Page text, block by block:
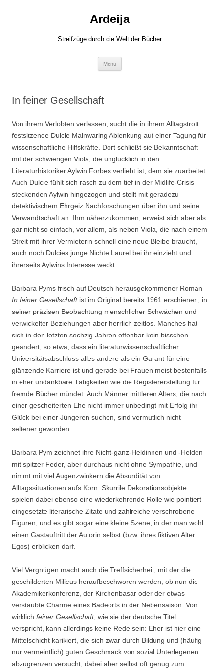
Ardeija
Streifzüge durch die Welt der Bücher
Menü
In feiner Gesellschaft
Von ihrem Verlobten verlassen, sucht die in ihrem Alltagstrott
festsitzende Dulcie Mainwaring Ablenkung auf einer Tagung für
wissenschaftliche Hilfskräfte. Dort schließt sie Bekanntschaft
mit der schwierigen Viola, die unglücklich in den
Literaturhistoriker Aylwin Forbes verliebt ist, dem sie zuarbeitet.
Auch Dulcie fühlt sich rasch zu dem tief in der Midlife-Crisis
steckenden Aylwin hingezogen und stellt mit geradezu
detektivischem Ehrgeiz Nachforschungen über ihn und seine
Verwandtschaft an. Ihm näherzukommen, erweist sich aber als
gar nicht so einfach, vor allem, als neben Viola, die nach einem
Streit mit ihrer Vermieterin schnell eine neue Bleibe braucht,
auch noch Dulcies junge Nichte Laurel bei ihr einzieht und
ihrerseits Aylwins Interesse weckt …
Barbara Pyms frisch auf Deutsch herausgekommener Roman
In feiner Gesellschaftist im Original bereits 1961 erschienen, in
seiner präzisen Beobachtung menschlicher Schwächen und
verwickelter Beziehungen aber herrlich zeitlos. Manches hat
sich in den letzten sechzig Jahren offenbar kein bisschen
geändert, so etwa, dass ein literaturwissenschaftlicher
Universitätsabschluss alles andere als ein Garant für eine
glänzende Karriere ist und gerade bei Frauen meist bestenfalls
in eher undankbare Tätigkeiten wie die Registererstellung für
fremde Bücher mündet. Auch Männer mittleren Alters, die nach
einer gescheiterten Ehe nicht immer unbedingt mit Erfolg ihr
Glück bei einer Jüngeren suchen, sind vermutlich nicht
seltener geworden.
Barbara Pym zeichnet ihre Nicht-ganz-Heldinnen und -Helden
mit spitzer Feder, aber durchaus nicht ohne Sympathie, und
nimmt mit viel Augenzwinkern die Absurdität von
Alltagssituationen aufs Korn. Skurrile Dekorationsobjekte
spielen dabei ebenso eine wiederkehrende Rolle wie pointiert
eingesetzte literarische Zitate und zahlreiche verschrobene
Figuren, und es gibt sogar eine kleine Szene, in der man wohl
einen Gastauftritt der Autorin selbst (bzw. ihres fiktiven Alter
Egos) erblicken darf.
Viel Vergnügen macht auch die Treffsicherheit, mit der die
geschilderten Milieus heraufbeschworen werden, ob nun die
Akademikerkonferenz, der Kirchenbasar oder der etwas
verstaubte Charme eines Badeorts in der Nebensaison. Von
wirklich feiner Gesellschaft, wie sie der deutsche Titel
verspricht, kann allerdings keine Rede sein: Eher ist hier eine
Mittelschicht karikiert, die sich zwar durch Bildung und (häufig
nur vermeintlich) guten Geschmack von sozial Unterlegenen
abzugrenzen versucht, dabei aber selbst oft genug zum